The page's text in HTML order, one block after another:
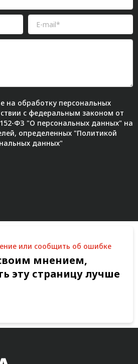
на обработку персональных
с федеральным законом от
ФЗ "О персональных данных" на
определенных "Политикой
данных"
или сообщить об ошибке
мнением,
эту страницу лучше